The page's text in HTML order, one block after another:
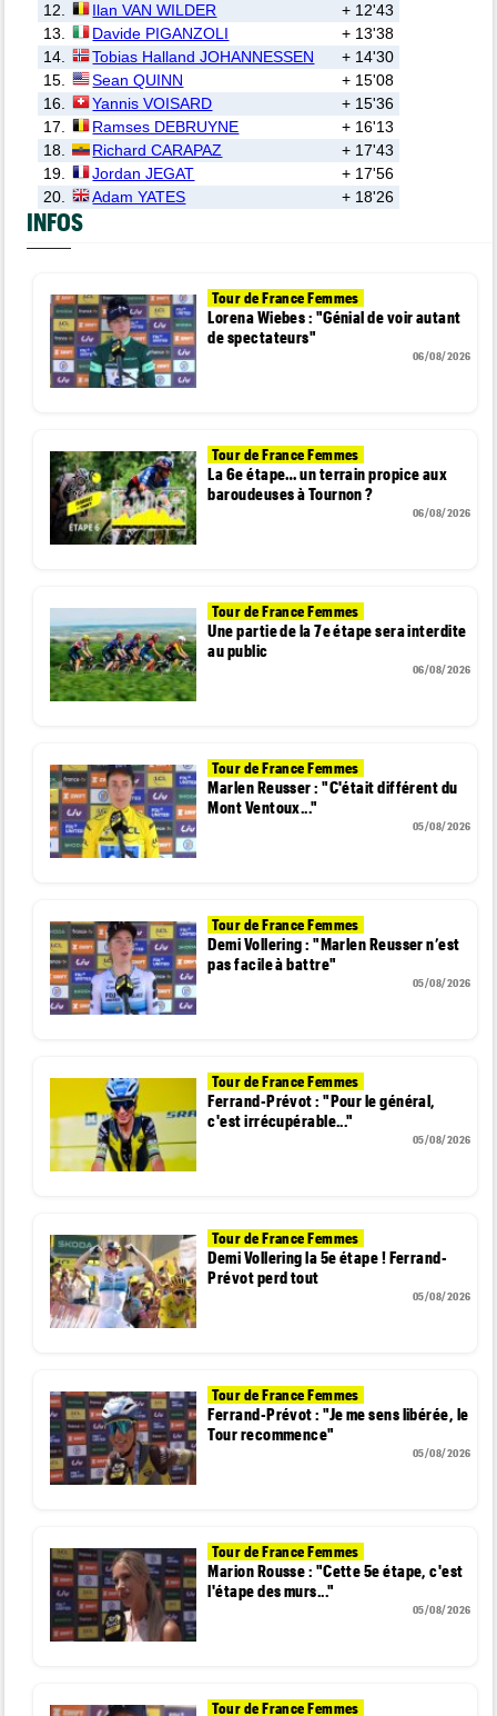
12.
Ilan VAN WILDER
+ 12'43
13.
Davide PIGANZOLI
+ 13'38
14.
Tobias Halland JOHANNESSEN
+ 14'30
15.
Sean QUINN
+ 15'08
16.
Yannis VOISARD
+ 15'36
17.
Ramses DEBRUYNE
+ 16'13
18.
Richard CARAPAZ
+ 17'43
19.
Jordan JEGAT
+ 17'56
20.
Adam YATES + 18'26
INFOS
Tour de France Femmes
Lorena Wiebes : "Génial de voir autant
de spectateurs"
06/08/2026
Tour de France Femmes
La 6e étape… un terrain propice aux
baroudeuses à Tournon ?
06/08/2026
Tour de France Femmes
Une partie de la 7e étape sera interdite
au public
06/08/2026
Tour de France Femmes
Marlen Reusser : "C'était différent du
Mont Ventoux..."
05/08/2026
Tour de France Femmes
Demi Vollering : "Marlen Reusser n’est
pas facile à battre"
05/08/2026
Tour de France Femmes
Ferrand-Prévot : "Pour le général,
c'est irrécupérable..."
05/08/2026
Tour de France Femmes
Demi Vollering la 5e étape ! Ferrand-
Prévot perd tout
05/08/2026
Tour de France Femmes
Ferrand-Prévot : "Je me sens libérée, le
Tour recommence"
05/08/2026
Tour de France Femmes
Marion Rousse : "Cette 5e étape, c'est
l'étape des murs..."
05/08/2026
Tour de France Femmes